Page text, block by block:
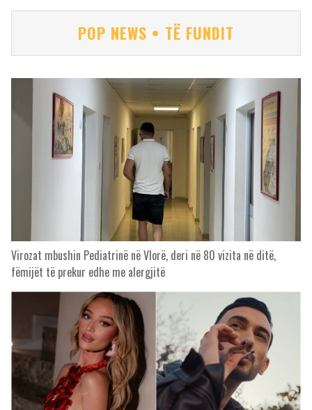
POP NEWS • TË FUNDIT
Virozat mbushin Pediatrinë në Vlorë, deri në 80 vizita në ditë,
fëmijët të prekur edhe me alergjitë